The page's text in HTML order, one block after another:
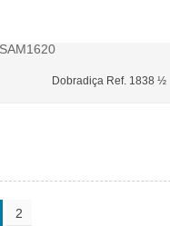
Dobradiça Ref. 1838 ½
2